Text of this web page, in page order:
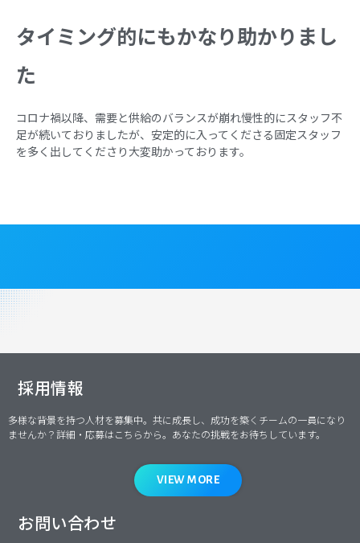
タイミング的にもかなり助かりまし
た
コロナ禍以降、需要と供給のバランスが崩れ慢性的にスタッフ不
足が続いておりましたが、安定的に入ってくださる固定スタッフ
を多く出してくださり大変助かっております。
採用情報
多様な背景を持つ人材を募集中。共に成長し、成功を築くチームの一員になり
ませんか？詳細・応募はこちらから。あなたの挑戦をお待ちしています。
VIEW MORE
お問い合わせ